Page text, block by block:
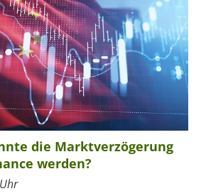
die Marktverzögerung
werden?